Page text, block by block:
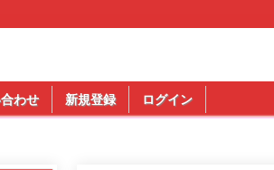
わせ 新規登録 ログイン